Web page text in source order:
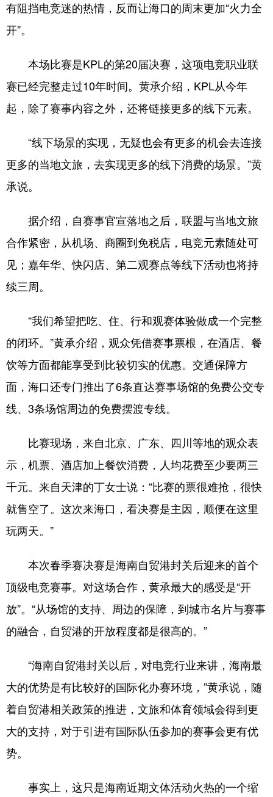
有阻挡电竞迷的热情，反而让海口的周末更加“火力全
开”。
本场比赛是KPL的第20届决赛，这项电竞职业联
赛已经完整走过10年时间。黄承介绍，KPL从今年
起，除了赛事内容之外，还将链接更多的线下元素。
“线下场景的实现，无疑也会有更多的机会去连接
更多的当地文旅，去实现更多的线下消费的场景。”黄
承说。
据介绍，自赛事官宣落地之后，联盟与当地文旅
合作紧密，从机场、商圈到免税店，电竞元素随处可
见；嘉年华、快闪店、第二观赛点等线下活动也将持
续三周。
“我们希望把吃、住、行和观赛体验做成一个完整
的闭环。”黄承介绍，观众凭借赛事票根，在酒店、餐
饮等方面都能享受到比较切实的优惠。交通保障方
面，海口还专门推出了6条直达赛事场馆的免费公交专
线、3条场馆周边的免费摆渡专线。
比赛现场，来自北京、广东、四川等地的观众表
示，机票、酒店加上餐饮消费，人均花费至少要两三
千元。来自天津的丁女士说：“比赛的票很难抢，很快
就售空了。这次来海口，看决赛是主因，顺便在这里
玩两天。”
本次春季赛决赛是海南自贸港封关后迎来的首个
顶级电竞赛事。对这场合作，黄承最大的感受是“开
放”。“从场馆的支持、周边的保障，到城市名片与赛事
的融合，自贸港的开放程度都是很高的。”
“海南自贸港封关以后，对电竞行业来讲，海南最
大的优势是有比较好的国际化办赛环境，”黄承说，随
着自贸港相关政策的推进，文旅和体育领域会得到更
大的支持，对于引进有国际队伍参加的赛事会更有优
势。
事实上，这只是海南近期文体活动火热的一个缩